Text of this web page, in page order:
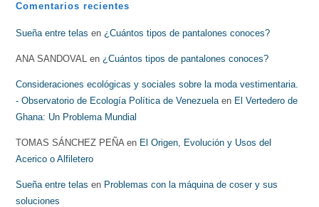
Comentarios recientes
Sueña entre telas en¿Cuántos tipos de pantalones conoces?
ANA SANDOVAL en¿Cuántos tipos de pantalones conoces?
Consideraciones ecológicas y sociales sobre la moda vestimentaria.
- Observatorio de Ecología Política de Venezuelaen El Vertedero de
Ghana: Un Problema Mundial
TOMAS SÁNCHEZ PEÑAen El Origen, Evolución y Usos del
Acerico o Alfiletero
Sueña entre telas en Problemas con la máquina de coser y sus
soluciones